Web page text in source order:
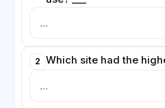
2 Which site had the